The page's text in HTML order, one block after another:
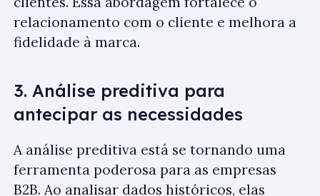
relacionamento com o cliente e melhora a
fidelidade à marca.
3. Análise preditiva para
antecipar as necessidades
A análise preditiva está se tornando uma
ferramenta poderosa para as empresas
B2B. Ao analisar dados históricos, elas